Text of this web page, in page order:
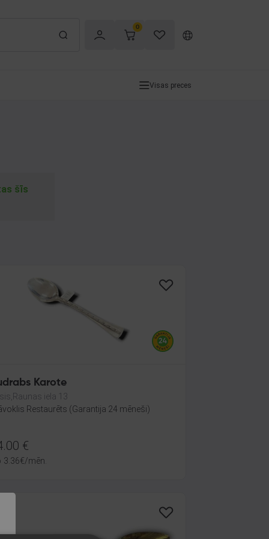
0
Visas preces
šīs
Karote
iela 13
Restaurēts (Garantija 24 mēneši)
€
3.36€/mēn.